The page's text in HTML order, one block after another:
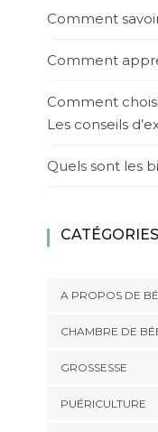
Comment
Comment
Comment
Les conseils
Quels sont les
CATÉGORIES
A PROPOS DE
CHAMBRE DE
GROSSESSE
PUÉRICULTURE